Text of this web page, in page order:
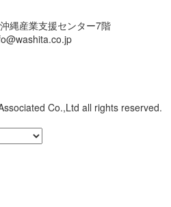
縄産業支援センター7階
Co.,Ltd all rights reserved.